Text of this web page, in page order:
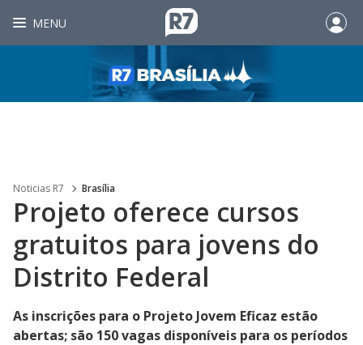
MENU
Noticias R7 Brasília
Projeto oferece cursos
gratuitos para jovens do
Distrito Federal
As inscrições para o Projeto Jovem Eficaz estão
abertas; são 150 vagas disponíveis para os períodos